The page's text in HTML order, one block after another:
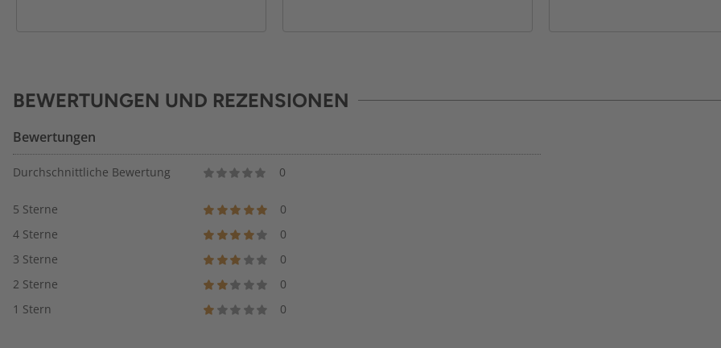
BEWERTUNGEN UND REZENSIONEN
Bewertungen
Durchschnittliche Bewertung 0
5 Sterne
0
4 Sterne
0
3 Sterne
0
2 Sterne
0
1 Stern
0